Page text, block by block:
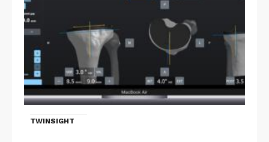
TWINSIGHT